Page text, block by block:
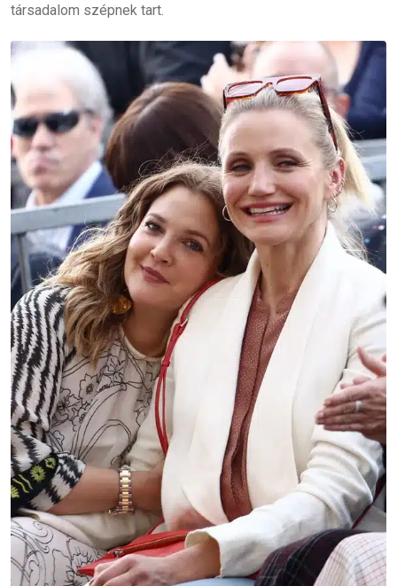
társadalom szépnek tart.